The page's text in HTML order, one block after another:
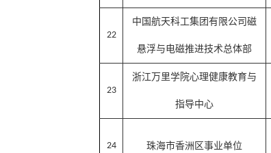
22
中国航天科工集团有限公司磁
悬浮与电磁推进技术总体部
23
浙江万里学院心理健康教育与
指导中心
24 珠海市香洲区事业单位